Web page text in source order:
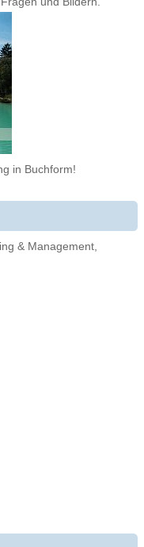
in Buchform!
& Management,